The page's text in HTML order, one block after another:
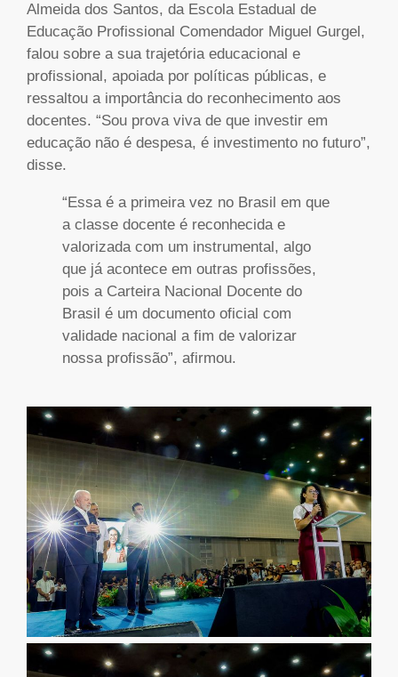
Almeida dos Santos, da Escola Estadual de
Educação Profissional Comendador Miguel Gurgel,
falou sobre a sua trajetória educacional e
profissional, apoiada por políticas públicas, e
ressaltou a importância do reconhecimento aos
docentes. “Sou prova viva de que investir em
educação não é despesa, é investimento no futuro”,
disse.
“Essa é a primeira vez no Brasil em que
a classe docente é reconhecida e
valorizada com um instrumental, algo
que já acontece em outras profissões,
pois a Carteira Nacional Docente do
Brasil é um documento oficial com
validade nacional a fim de valorizar
nossa profissão”, afirmou.